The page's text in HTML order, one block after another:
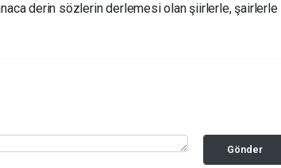
derin sözlerin derlemesi olan şiirlerle, şairlerle
Gönder